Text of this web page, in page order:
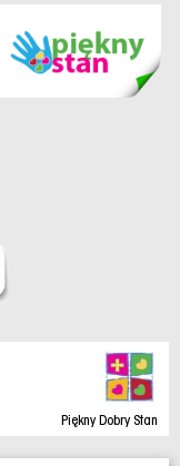
Piękny Dobry Stan